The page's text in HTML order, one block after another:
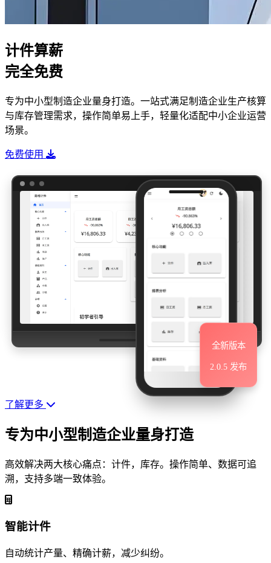
计件算薪
完全免费
专为中小型制造企业量身打造。一站式满足制造企业生产核算
与库存管理需求，操作简单易上手，轻量化适配中小企业运营
场景。
免费使用
全新版本
2.0.5 发布
了解更多
专为中小型制造企业量身打造
高效解决两大核心痛点：计件，库存。操作简单、数据可追
溯，支持多端一致体验。
智能计件
自动统计产量、精确计薪，减少纠纷。